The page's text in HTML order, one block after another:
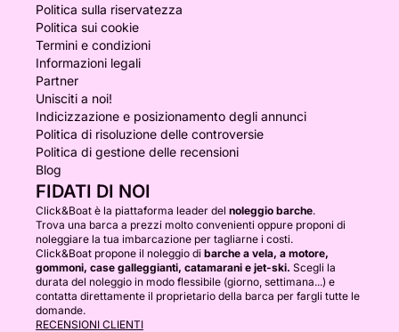
Politica sulla riservatezza
Politica sui cookie
Termini e condizioni
Informazioni legali
Partner
Unisciti a noi!
Indicizzazione e posizionamento degli annunci
Politica di risoluzione delle controversie
Politica di gestione delle recensioni
Blog
FIDATI DI NOI
Click&Boat è la piattaforma leader del noleggio barche.
Trova una barca a prezzi molto convenienti oppure proponi di
noleggiare la tua imbarcazione per tagliarne i costi.
Click&Boat propone il noleggio di barche a vela, a motore,
gommoni, case galleggianti, catamarani e jet-ski. Scegli la
durata del noleggio in modo flessibile (giorno, settimana...) e
contatta direttamente il proprietario della barca per fargli tutte le
domande.
RECENSIONI CLIENTI